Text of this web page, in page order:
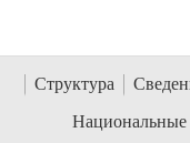
Структура
Национальные